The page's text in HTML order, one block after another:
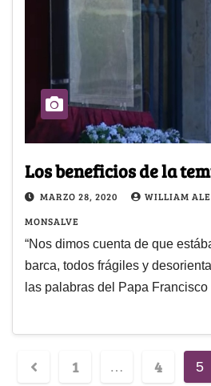
Los beneficios de la
MARZO 28, 2020
WILLIAM
MONSALVE
“Nos dimos cuenta de que
barca, todos frágiles y
las palabras del Papa Francisco
1 … 4 5